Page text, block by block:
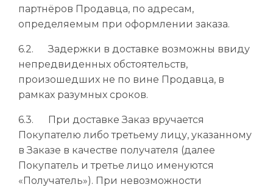
партнёров Продавца, по адресам,
определяемым при оформлении заказа.
6.2. Задержки в доставке возможны ввиду
непредвиденных обстоятельств,
произошедших не по вине Продавца, в
рамках разумных сроков.
6.3. При доставке Заказ вручается
Покупателю либо третьему лицу, указанному
в Заказе в качестве получателя (далее
Покупатель и третье лицо именуются
«Получатель»). При невозможности